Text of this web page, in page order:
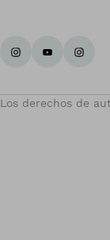
Los derechos de